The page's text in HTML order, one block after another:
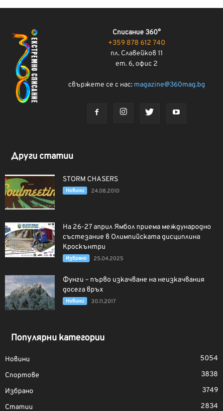
Списание 360°
+359 878 612 740
пл. Славейков 11
ет. 6, офис 2
свържете се с нас: magazine@360mag.bg
Други статии
STORM CHASERS
Новини 24.08.2010
На 26-27 април Ямбол приема международно
състезание в Олимпийската дисциплина
Кроскънтри
Избрано 25.04.2025
Фунги – първо изкачване на неизкачвания
досега връх
Новини 30.11.2017
Популярни категории
Новини
5054
Спортове
3838
Избрано
3749
Статии
2834